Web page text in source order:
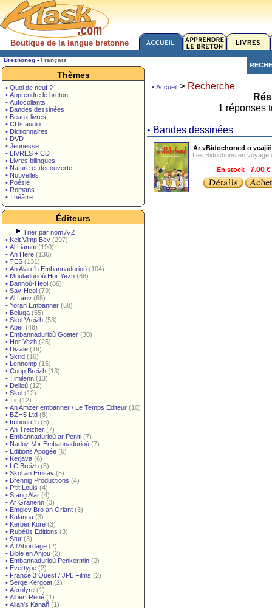
Boutique de la langue bretonne
Brezhoneg - Français
Thèmes
• Quoi de neuf ?
• Apprendre le breton
• Autocollants
• Bandes dessinées
• Beaux livres
• CDs audio
• Dictionnaires
• DVD
• Jeunesse
• LIVRES + CD
• Livres bilingues
• Nature et découverte
• Nouvelles
• Poésie
• Romans
• Théâtre
Éditeurs
Trier par nom A-Z
• Keit Vimp Bev (297)
• Al Liamm (190)
• An Here (136)
• TES (131)
• An Alarc'h Embannadurioù (104)
• Mouladurioù Hor Yezh (88)
• Bannoù-Heol (86)
• Sav-Heol (79)
• Al Lanv (68)
• Yoran Embanner (68)
• Beluga (55)
• Skol Vreizh (53)
• Aber (48)
• Embannadurioù Goater (30)
• Hor Yezh (25)
• Dizale (19)
• Skrid (16)
• Lennomp (15)
• Coop Breizh (13)
• Timilenn (13)
• Delioù (12)
• Skol (12)
• Tir (12)
• An Amzer embanner / Le Temps Editeur (10)
• BZH5 Ltd (8)
• Imbourc'h (8)
• An Treizher (7)
• Embannadurioù ar Peniti (7)
• Nadoz-Vor Embannadurioù (7)
• Éditions Apogée (6)
• Kerjava (6)
• LC Breizh (5)
• Skol an Emsav (5)
• Brennig Productions (4)
• P'tit Louis (4)
• Stang Alar (4)
• Ar Granenn (3)
• Emglev Bro an Oriant (3)
• Kalanna (3)
• Kerber Kore (3)
• Rubéüs Editions (3)
• Stur (3)
• À l'Abordage (2)
• Bible en Anjou (2)
• Embannadurioù Penkermin (2)
• Evertype (2)
• France 3 Ouest / JPL Films (2)
• Serge Kergoat (2)
• Aérolyre (1)
• Albert René (1)
• Allah's Kanañ (1)
• Accueil > Recherche
1 réponses
• Bandes dessinées
Ar vBidochoned o
Les Bidochons en voyage
En stock
7.00 €